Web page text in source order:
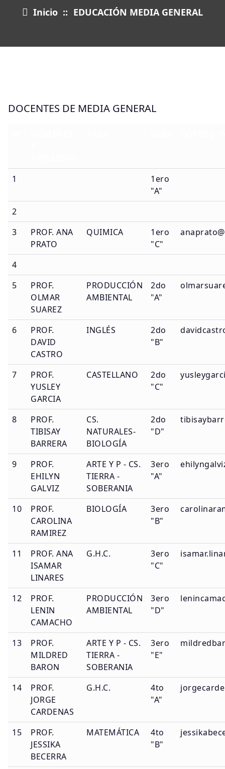
Inicio :: EDUCACIÓN MEDIA GENERAL
DOCENTES DE MEDIA GENERAL
1
1ero
"A"
2
3
PROF. ANA
PRATO
QUIMICA
1ero
"C"
4
5
PROF.
OLMAR
SUAREZ
PRODUCCIÓN
AMBIENTAL
2do
"A"
6
PROF.
DAVID
CASTRO
INGLÉS
2do
"B"
7
PROF.
YUSLEY
GARCIA
CASTELLANO
2do
"C"
8
PROF.
TIBISAY
BARRERA
CS.
NATURALES-
BIOLOGÍA
2do
"D"
9
PROF.
EHILYN
GALVIZ
ARTE Y P - CS.
TIERRA -
SOBERANIA
3ero
"A"
10
PROF.
CAROLINA
RAMIREZ
BIOLOGÍA
3ero
"B"
11
PROF. ANA
ISAMAR
LINARES
G.H.C.
3ero
"C"
12
PROF.
LENIN
CAMACHO
PRODUCCIÓN
AMBIENTAL
3ero
"D"
13
PROF.
MILDRED
BARON
ARTE Y P - CS.
TIERRA -
SOBERANIA
3ero
"E"
14
PROF.
JORGE
CARDENAS
G.H.C.
4to
"A"
15
PROF.
JESSIKA
BECERRA
MATEMÁTICA
4to
"B"